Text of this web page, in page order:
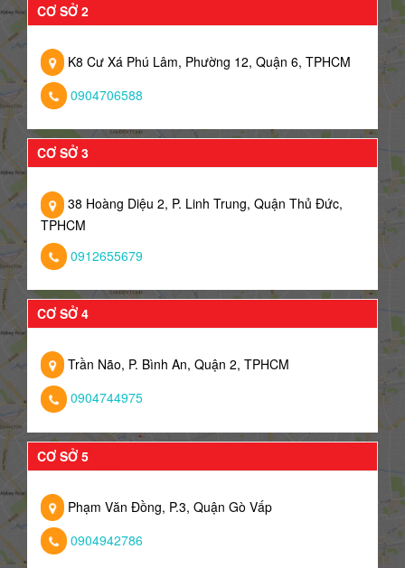
CƠ SỞ 2
K8 Cư Xá Phú Lâm, Phường 12, Quận 6, TPHCM
0904706588
CƠ SỞ 3
38 Hoàng Diệu 2, P. Linh Trung, Quận Thủ Đức,
TPHCM
0912655679
CƠ SỞ 4
Trần Não, P. Bình An, Quận 2, TPHCM
0904744975
CƠ SỞ 5
Phạm Văn Đồng, P.3, Quận Gò Vấp
0904942786